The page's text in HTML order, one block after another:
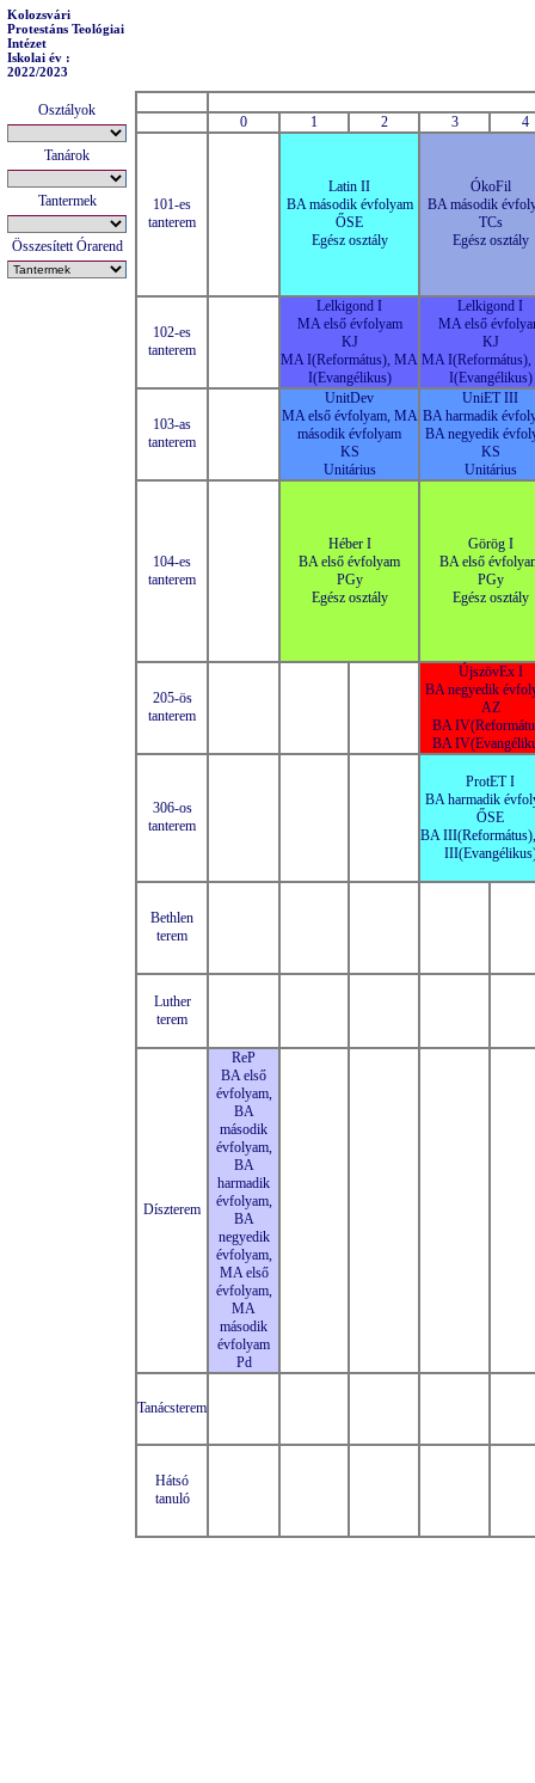
Kolozsvári
Protestáns Teológiai
Intézet
Iskolai év :
2022/2023
Osztályok
Tanárok
Tantermek
Összesített Órarend
0 1 2 3 4
101-es
tanterem
Latin II
BA második évfolyam
ŐSE
Egész osztály
ÓkoFil
BA második
TCs
Egész osztály
102-es
tanterem
Lelkigond I
MA első évfolyam
KJ
MA I(Református), MA
I(Evangélikus)
Lelkigond I
MA első
KJ
MA
I(Evangélikus)
103-as
tanterem
UnitDev
MA első évfolyam, MA
második évfolyam
KS
Unitárius
UniET III
BA harmadik
BA negyedik
KS
Unitárius
104-es
tanterem
Héber I
BA első évfolyam
PGy
Egész osztály
Görög I
BA első
PGy
Egész osztály
205-ös
tanterem
ÚjszövEx I
BA negyedik
AZ
BA
BA
306-os
tanterem
ProtET I
BA harmadik
ŐSE
BA
Bethlen
terem
Luther
terem
Díszterem
ReP
BA első
évfolyam,
BA
második
évfolyam,
BA
harmadik
évfolyam,
BA
negyedik
évfolyam,
MA első
évfolyam,
MA
második
évfolyam
Pd
Tanácsterem
Hátsó
tanuló